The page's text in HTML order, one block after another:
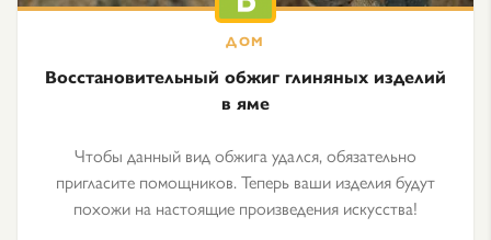
Восстановительный обжиг глиняных изделий
в яме
Чтобы данный вид обжига удался, обязательно
пригласите помощников. Теперь ваши изделия будут
похожи на настоящие произведения искусства!